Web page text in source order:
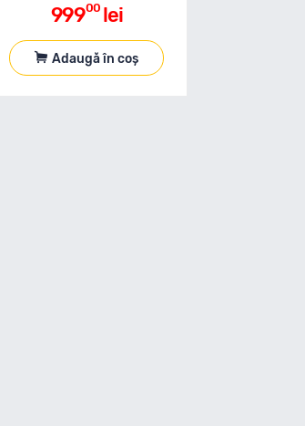
99900 lei
Adaugă în coș